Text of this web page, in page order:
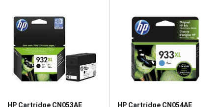
HP Cartridge CN053AE
HP Cartridge CN054AE